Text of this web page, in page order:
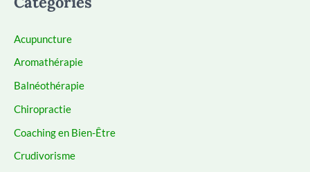
Acupuncture
Aromathérapie
Balnéothérapie
Chiropractie
Coaching en Bien-Être
Crudivorisme